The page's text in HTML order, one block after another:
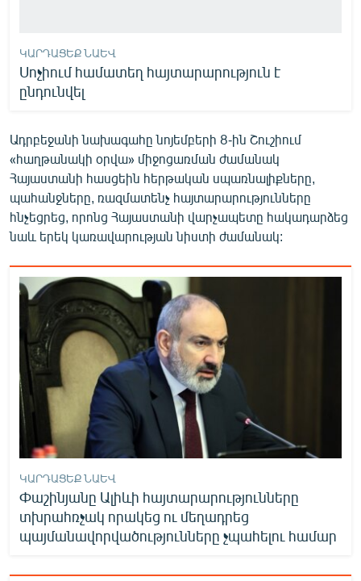
ԿԱՐԴԱՑԵՔ ՆԱԵՎ
Սոչիում համատեղ հայտարարություն է
ընդունվել
Ադրբեջանի նախագահը նոյեմբերի 8-ին Շուշիում
«հաղթանակի օրվա» միջոցառման ժամանակ
Հայաստանի հասցեին հերթական սպառնալիքները,
պահանջները, ռազմատենչ հայտարարությունները
հնչեցրեց, որոնց Հայաստանի վարչապետը հակադարձեց
նաև երեկ կառավարության նիստի ժամանակ:
ԿԱՐԴԱՑԵՔ ՆԱԵՎ
Փաշինյանը Ալիևի հայտարարությունները
տխրահռչակ որակեց ու մեղադրեց
պայմանավորվածությունները չպահելու համար